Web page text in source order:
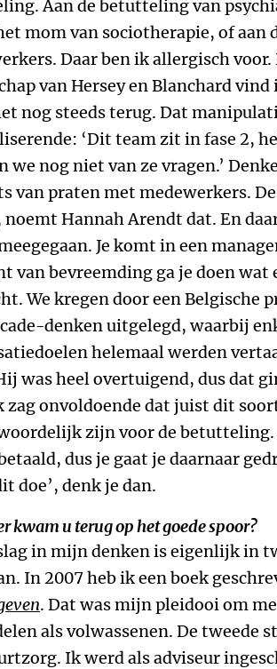
Aan de betutteling van
mom van sociotherapie, of aan
Daar ben ik allergisch
van Hersey en Blanchard
nog steeds terug. Dat
‘Dit team zit in fase 2,
we nog niet van ze vragen.’
van praten met medewerkers.
noemt Hannah Arendt dat. En
Je komt in een
van bevreemding ga je doen wat
We kregen door een Belgische
denken uitgelegd, waarbij
helemaal werden
was heel overtuigend, dus dat
zag onvoldoende dat juist dit
zijn voor de
dus je gaat je daarnaar
doe’, denk je dan.
kwam u terug op het goede spoor?
in mijn denken is eigenlijk in
In 2007 heb ik een boek
. Dat was mijn pleidooi om
als volwassenen. De tweede
Ik werd als adviseur